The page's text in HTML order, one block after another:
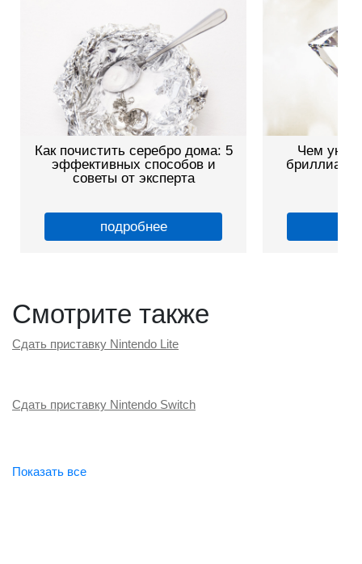
Как почистить серебро дома: 5
эффективных способов и
советы от эксперта
подробнее
Чем
Смотрите также
Сдать приставку Nintendo Lite
Сдать приставку Nintendo Switch